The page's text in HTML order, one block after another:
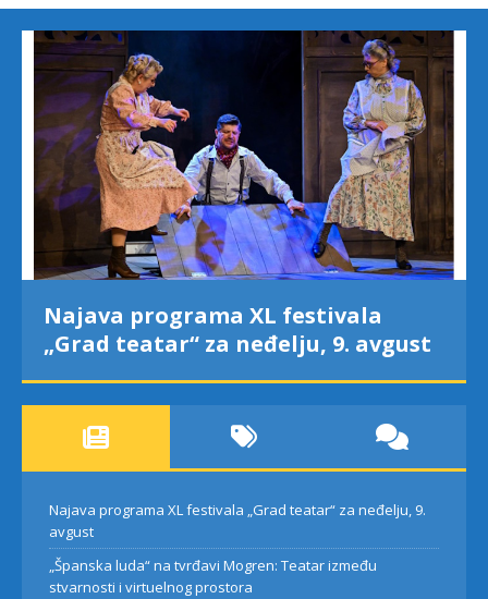
Najava programa XL festivala
„Grad teatar“ za neđelju, 9. avgust
Najava programa XL festivala „Grad teatar“ za neđelju, 9.
avgust
„Španska luda“ na tvrđavi Mogren: Teatar između
stvarnosti i virtuelnog prostora